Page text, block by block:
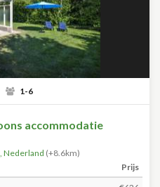
1-6
accommodatie
, Nederland (+8.6km)
Prijs